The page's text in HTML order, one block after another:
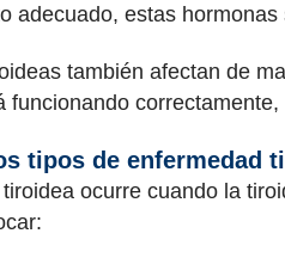
adecuado, estas
también afectan de
funcionando
tipos de enfermedad
ocurre cuando la